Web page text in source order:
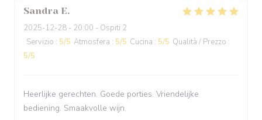
Sandra E
2025-12-28 - 20:00 - Ospiti 2
Servizio : 5/5 Atmosfera : 5/5 Cucina : 5/5 Qualità / Prezzo :
5/5
Heerlijke gerechten. Goede porties. Vriendelijke
bediening. Smaakvolle wijn.